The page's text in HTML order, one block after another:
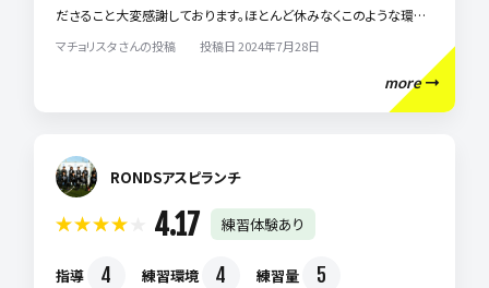
ださること大変感謝しております。ほとんど休みなくこのような環境
を提供してくださることは簡単なことではないと思います。 その中で
ムな雰囲気作りをしてくださること、我が子にはとても合っているよ
いチームです。
マチョリスタさんの投稿 投稿日 2024年7月28日
more
RONDSアスピランチ
4.17 練習体験あり
指導 4 練習環境 4 練習量 5